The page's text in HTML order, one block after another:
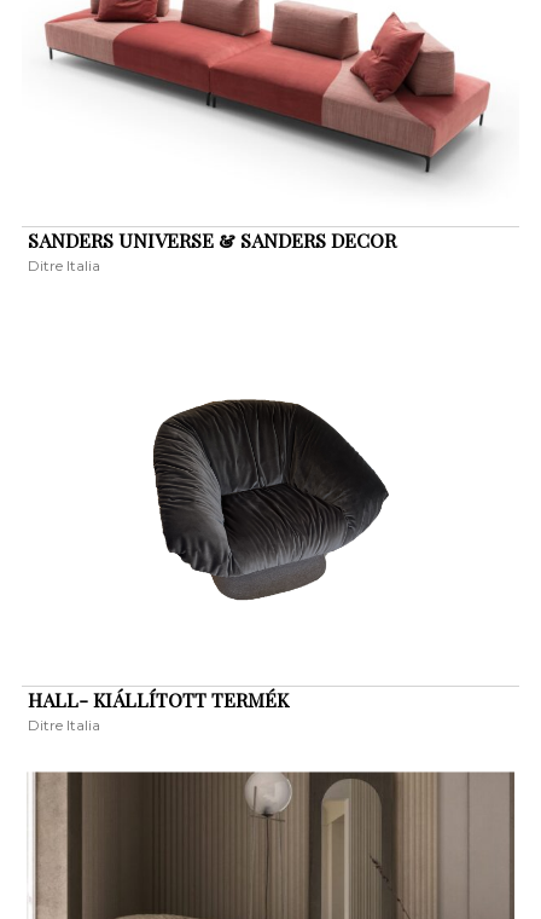
SANDERS UNIVERSE & SANDERS DECOR
Ditre Italia
HALL- KIÁLLÍTOTT TERMÉK
Ditre Italia